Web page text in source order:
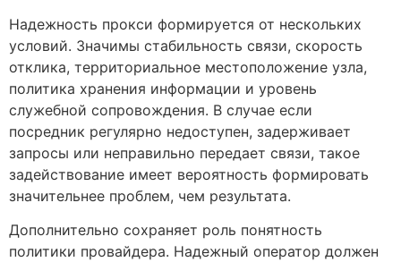
Надежность прокси формируется от нескольких
условий. Значимы стабильность связи, скорость
отклика, территориальное местоположение узла,
политика хранения информации и уровень
служебной сопровождения. В случае если
посредник регулярно недоступен, задерживает
запросы или неправильно передает связи, такое
задействование имеет вероятность формировать
значительнее проблем, чем результата.
Дополнительно сохраняет роль понятность
политики провайдера. Надежный оператор должен